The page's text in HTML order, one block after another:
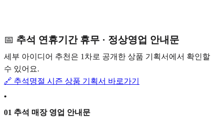
📅 추석 연휴기간 휴무 · 정상영업 안내문
세부 아이디어 추천은 1차로 공개한 상품 기획서에서 확인할
수 있어요.
🔗 추석명절 시즌 상품 기획서 바로가기
•
01 추석 매장 영업 안내문